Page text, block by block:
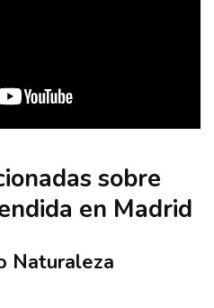
sobre
en Madrid
Naturaleza